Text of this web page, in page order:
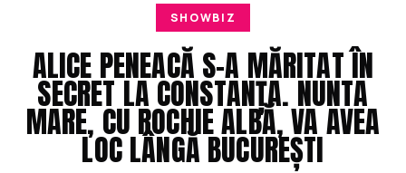
SHOWBIZ
ALICE PENEACĂ S-A MĂRITAT ÎN
SECRET LA CONSTANȚA. NUNTA
MARE, CU ROCHIE ALBĂ, VA AVEA
LOC LÂNGĂ BUCUREȘTI